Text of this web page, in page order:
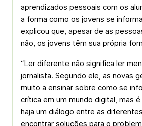
aprendizados pessoais com os
a forma como os jovens se
explicou que, apesar de as
não, os jovens têm sua própria
“Ler diferente não significa ler
jornalista. Segundo ele, as novas
muito a ensinar sobre como se
crítica em um mundo digital, mas
haja um diálogo entre as
encontrar soluções para o